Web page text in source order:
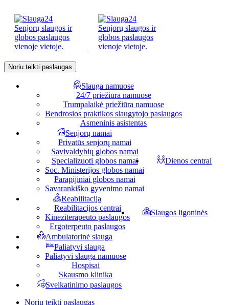
Noriu teikti paslaugas
Slauga namuose
24/7 priežiūra namuose
Trumpalaikė priežiūra namuose
Bendrosios praktikos slaugytojo paslaugos
Asmeninis asistentas
Senjorų namai
Privatūs senjorų namai
Savivaldybių globos namai
Specializuoti globos namai
Soc. Ministerijos globos namai
Parapijiniai globos namai
Savarankiško gyvenimo namai
Dienos centrai
Reabilitacija
Reabilitacijos centrai
Kineziterapeuto paslaugos
Ergoterpeuto paslaugos
Slaugos ligoninės
Ambulatorinė slauga
Paliatyvi slauga
Paliatyvi slauga namuose
Hospisai
Skausmo klinika
Sveikatinimo paslaugos
Noriu teikti paslaugas